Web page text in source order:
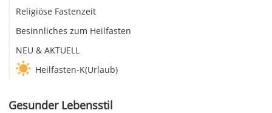
Religiöse Fastenzeit
Besinnliches zum Heilfasten
NEU & AKTUELL
Heilfasten-K(Urlaub)
Gesunder Lebensstil